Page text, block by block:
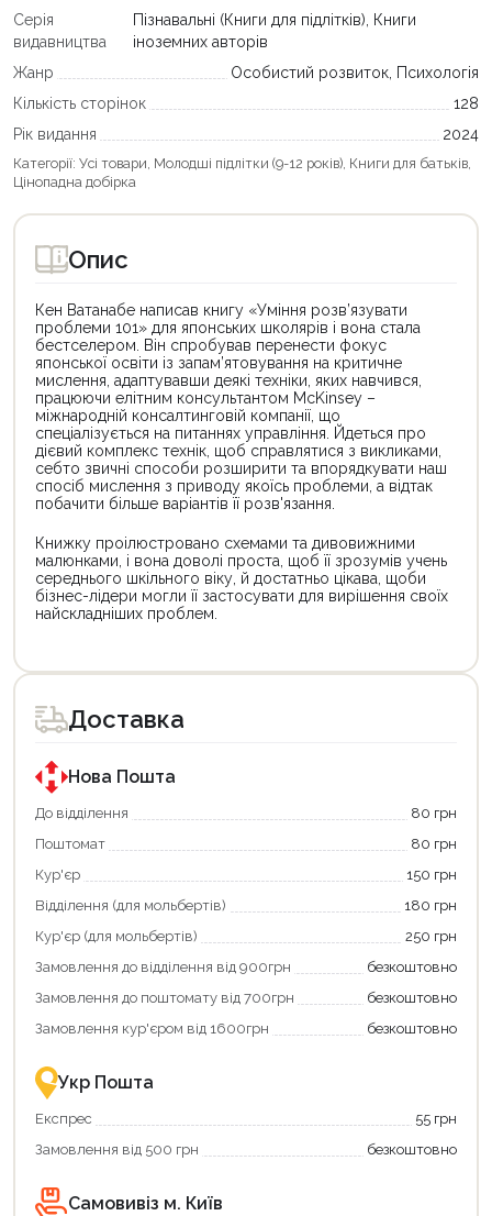
Серія
видавництва
Пізнавальні (Книги для підлітків), Книги
іноземних авторів
Жанр
Особистий розвиток, Психологія
Кількість сторінок
128
Рік видання
2024
Категорії: Усі товари, Молодші підлітки (9-12 років), Книги для батьків,
Цінопадна добірка
Опис
Кен Ватанабе написав книгу «Уміння розв’язувати
проблеми 101» для японських школярів і вона стала
бестселером. Він спробував перенести фокус
японської освіти із запам’ятовування на критичне
мислення, адаптувавши деякі техніки, яких навчився,
працюючи елітним консультантом McKinsey –
міжнародній консалтинговій компанії, що
спеціалізується на питаннях управління. Йдеться про
дієвий комплекс технік, щоб справлятися з викликами,
себто звичні способи розширити та впорядкувати наш
спосіб мислення з приводу якоїсь проблеми, а відтак
побачити більше варіантів її розв'язання.
Книжку проілюстровано схемами та дивовижними
малюнками, і вона доволі проста, щоб її зрозумів учень
середнього шкільного віку, й достатньо цікава, щоби
бізнес-лідери могли її застосувати для вирішення своїх
найскладніших проблем.
товар
для
покупки
державною
програмою
єКнига.
Використовуйте
карту
щоб
зекономити
та
отримати
переваги!
картою
єКнига
–
зручно
та
товар
для
покупки
державною
програмою
«Національний
кешбек».
покупку
«Національний
кешбек»
та
отримуйте
повернення
Економте
більше
разом
державною
підтримкою!
Доставка
Нова Пошта
До відділення
80 грн
Поштомат
80 грн
Кур'єр
150 грн
Відділення (для мольбертів)
180 грн
Кур'єр (для мольбертів)
250 грн
Замовлення до відділення від 900грн
безкоштовно
Замовлення до поштомату від 700грн
безкоштовно
Замовлення кур'єром від 1600грн
безкоштовно
Укр Пошта
Експрес
55 грн
Замовлення від 500 грн
безкоштовно
Самовивіз м. Київ